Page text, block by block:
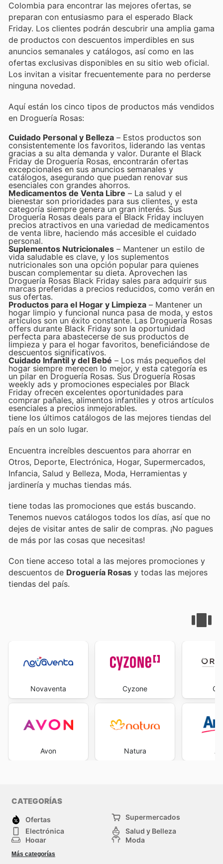
Colombia para encontrar las mejores ofertas, se
preparan con entusiasmo para el esperado Black
Friday. Los clientes podrán descubrir una amplia gama
de productos con descuentos imperdibles en sus
anuncios semanales y catálogos, así como en las
ofertas exclusivas disponibles en su sitio web oficial.
Los invitan a visitar frecuentemente para no perderse
ninguna novedad.
Aquí están los cinco tipos de productos más vendidos
en Droguería Rosas:
Cuidado Personal y Belleza – Estos productos son
consistentemente los favoritos, liderando las ventas
gracias a su alta demanda y valor. Durante el Black
Friday de Droguería Rosas, encontrarán ofertas
excepcionales en sus anuncios semanales y
catálogos, asegurando que puedan renovar sus
esenciales con grandes ahorros.
Medicamentos de Venta Libre – La salud y el
bienestar son prioridades para sus clientes, y esta
categoría siempre genera un gran interés. Sus
Droguería Rosas deals para el Black Friday incluyen
precios atractivos en una variedad de medicamentos
de venta libre, haciendo más accesible el cuidado
personal.
Suplementos Nutricionales – Mantener un estilo de
vida saludable es clave, y los suplementos
nutricionales son una opción popular para quienes
buscan complementar su dieta. Aprovechen las
Droguería Rosas Black Friday sales para adquirir sus
marcas preferidas a precios reducidos, como verán en
sus ofertas.
Productos para el Hogar y Limpieza – Mantener un
hogar limpio y funcional nunca pasa de moda, y estos
artículos son un éxito constante. Las Droguería Rosas
offers durante Black Friday son la oportunidad
perfecta para abastecerse de sus productos de
limpieza y para el hogar favoritos, beneficiándose de
descuentos significativos.
Cuidado Infantil y del Bebé – Los más pequeños del
hogar siempre merecen lo mejor, y esta categoría es
un pilar en Droguería Rosas. Sus Droguería Rosas
weekly ads y promociones especiales por Black
Friday ofrecen excelentes oportunidades para
comprar pañales, alimentos infantiles y otros artículos
esenciales a precios inmejorables.
tiene los últimos catálogos de las mejores tiendas del
país en un solo lugar.
Encuentra increíbles descuentos para ahorrar en
Otros, Deporte, Electrónica, Hogar, Supermercados,
Infancia, Salud y Belleza, Moda, Herramientas y
jardinería y muchas tiendas más.
tiene todas las promociones que estás buscando.
Tenemos nuevos catálogos todos los días, así que no
dejes de visitar antes de salir de compras. ¡No pagues
de más por las cosas que necesitas!
Con tiene acceso total a las mejores promociones y
descuentos de Droguería Rosas y todas las mejores
tiendas del país.
Novaventa
Avon
Cyzone
Natura
CATEGORÍAS
Ofertas
Supermercados
Electrónica
Salud y Belleza
Hogar
Moda
Herramientas y jardinería
Infancia
Más categorías